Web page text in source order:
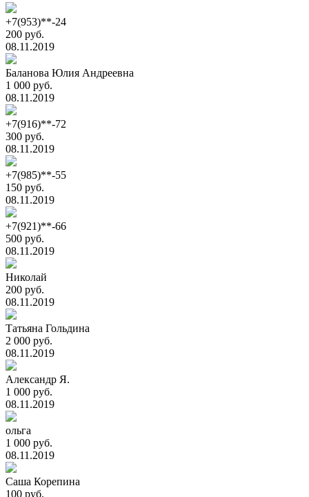
+7(953)**-24
200 руб.
08.11.2019
Баланова Юлия Андреевна
1 000 руб.
08.11.2019
+7(916)**-72
300 руб.
08.11.2019
+7(985)**-55
150 руб.
08.11.2019
+7(921)**-66
500 руб.
08.11.2019
Николай
200 руб.
08.11.2019
Татьяна Гольдина
2 000 руб.
08.11.2019
Александр Я.
1 000 руб.
08.11.2019
ольга
1 000 руб.
08.11.2019
Саша Корепина
100 руб.